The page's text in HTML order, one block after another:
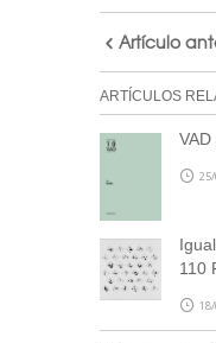
Artículo
ARTÍCULOS
110